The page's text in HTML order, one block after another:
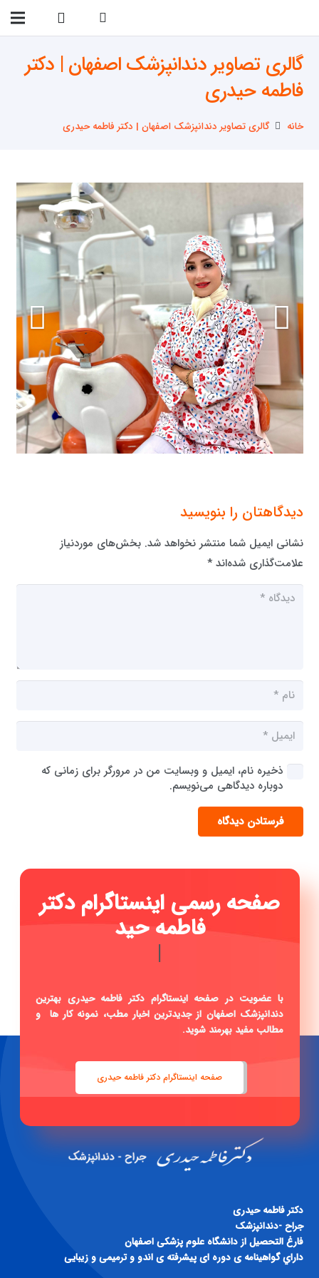
گالری تصاویر دندانپزشک اصفهان | دکتر
فاطمه حیدری
خانه گالری تصاویر دندانپزشک اصفهان | دکتر فاطمه حیدری
دیدگاهتان را بنویسید
نشانی ایمیل شما منتشر نخواهد شد. بخش‌های موردنیاز
علامت‌گذاری شده‌اند*
ذخیره نام، ایمیل و وبسایت من در مرورگر برای زمانی که
دوباره دیدگاهی می‌نویسم.
فرستادن دیدگاه
صفحه رسمی اینستاگرام دکتر
فاطمه حیدری
|
با عضویت در صفحه اینستاگرام دکتر فاطمه حیدری بهترین
دندانپزشک اصفهان از جدیدترین اخبار مطب، نمونه کار ها و
مطالب مفید بهرمند شوید.
صفحه اینستاگرام دکتر فاطمه حیدری
دكتر فاطمه حيدری
جراح -دندانپزشک
فارغ التحصيل از دانشگاه علوم پزشكی اصفهان
داراي گواهينامه ی دوره ای پيشرفته ی اندو و ترميمی و زيبايی